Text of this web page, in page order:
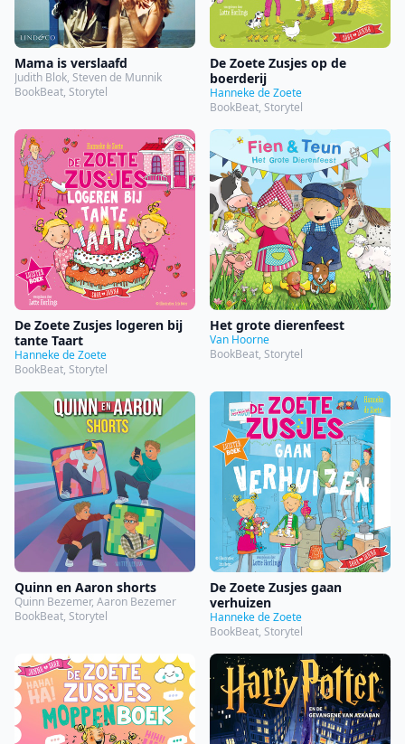
Mama is verslaafd
Judith Blok, Steven de Munnik
BookBeat, Storytel
De Zoete Zusjes op de
boerderij
Hanneke de Zoete
BookBeat, Storytel
De Zoete Zusjes logeren bij
tante Taart
Hanneke de Zoete
BookBeat, Storytel
Het grote dierenfeest
Van Hoorne
BookBeat, Storytel
Quinn en Aaron shorts
Quinn Bezemer, Aaron Bezemer
BookBeat, Storytel
De Zoete Zusjes gaan
verhuizen
Hanneke de Zoete
BookBeat, Storytel